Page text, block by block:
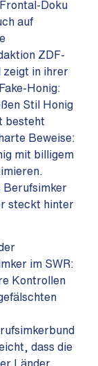
Doku
auf
ZDF-
zeigt in ihrer
Honig:
Stil Honig
besteht
Beweise:
mit billigem
Berufsimker
steckt hinter
im SWR:
Kontrollen
dass die
Länder